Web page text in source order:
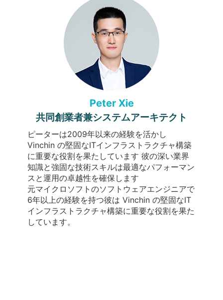
Peter Xie
共同創業者兼システムアーキテクト
ピーターは2009年以来の経験を活かし
Vinchin の堅固なITインフラストラクチャ構築
に重要な役割を果たしています 彼の深い業界
知識と強固な技術スキルは最適なパフォーマン
スと運用の卓越性を確保します
元マイクロソフトのソフトウェアエンジニアで
6年以上の経験を持つ彼は Vinchin の堅固なIT
インフラストラクチャ構築に重要な役割を果た
しています。